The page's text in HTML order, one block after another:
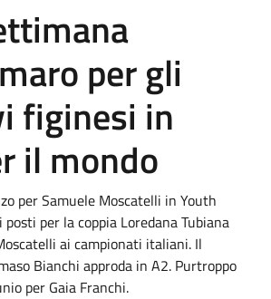
per gli
figinesi in
il mondo
per Samuele Moscatelli in Youth
per la coppia Loredana Tubiana
ai campionati italiani. Il
Bianchi approda in A2. Purtroppo
per Gaia Franchi.